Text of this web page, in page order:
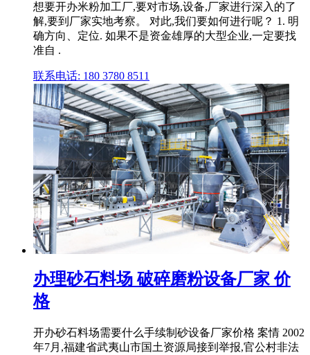
想要开办米粉加工厂,要对市场,设备,厂家进行深入的了
解,要到厂家实地考察。 对此,我们要如何进行呢？ 1. 明
确方向、定位. 如果不是资金雄厚的大型企业,一定要找
准自 .
联系电话: 180 3780 8511
办理砂石料场 破碎磨粉设备厂家 价
格
开办砂石料场需要什么手续制砂设备厂家价格 案情 2002
年7月,福建省武夷山市国土资源局接到举报,官公村非法